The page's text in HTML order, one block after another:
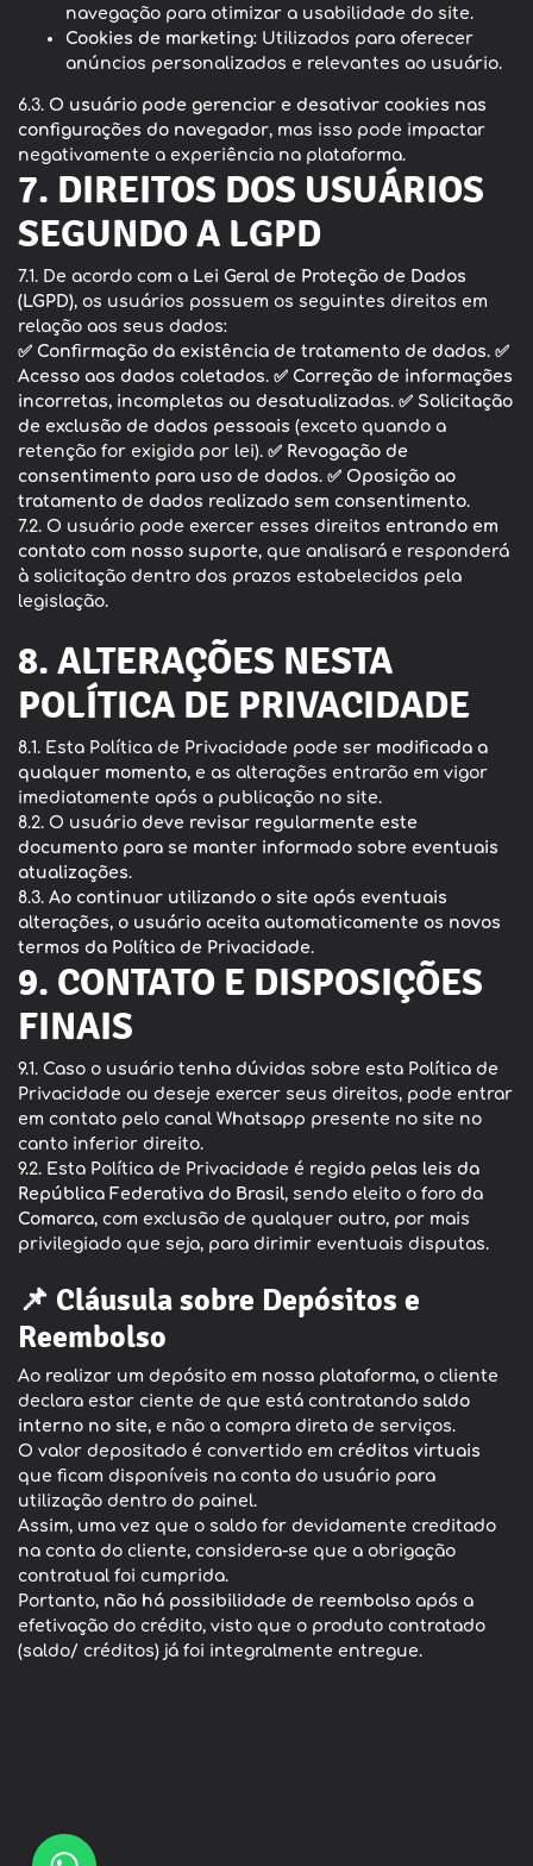
navegação para otimizar a usabilidade do site.
Cookies de marketing: Utilizados para oferecer
anúncios personalizados e relevantes ao usuário.
6.3. O usuário pode gerenciar e desativar cookies nas
configurações do navegador, mas isso pode impactar
negativamente a experiência na plataforma.
7. DIREITOS DOS USUÁRIOS
SEGUNDO A LGPD
7.1. De acordo com a Lei Geral de Proteção de Dados
(LGPD), os usuários possuem os seguintes direitos em
relação aos seus dados:
✅ Confirmação da existência de tratamento de dados. ✅
Acesso aos dados coletados. ✅ Correção de informações
incorretas, incompletas ou desatualizadas. ✅ Solicitação
de exclusão de dados pessoais (exceto quando a
retenção for exigida por lei). ✅ Revogação de
consentimento para uso de dados. ✅ Oposição ao
tratamento de dados realizado sem consentimento.
7.2. O usuário pode exercer esses direitos entrando em
contato com nosso suporte, que analisará e responderá
à solicitação dentro dos prazos estabelecidos pela
legislação.
8. ALTERAÇÕES NESTA
POLÍTICA DE PRIVACIDADE
8.1. Esta Política de Privacidade pode ser modificada a
qualquer momento, e as alterações entrarão em vigor
imediatamente após a publicação no site.
8.2. O usuário deve revisar regularmente este
documento para se manter informado sobre eventuais
atualizações.
8.3. Ao continuar utilizando o site após eventuais
alterações, o usuário aceita automaticamente os novos
termos da Política de Privacidade.
9. CONTATO E DISPOSIÇÕES
FINAIS
9.1. Caso o usuário tenha dúvidas sobre esta Política de
Privacidade ou deseje exercer seus direitos, pode entrar
em contato pelo canal Whatsapp presente no site no
canto inferior direito.
9.2. Esta Política de Privacidade é regida pelas leis da
República Federativa do Brasil, sendo eleito o foro da
Comarca, com exclusão de qualquer outro, por mais
privilegiado que seja, para dirimir eventuais disputas.
📌 Cláusula sobre Depósitos e
Reembolso
Ao realizar um depósito em nossa plataforma, o cliente
declara estar ciente de que está contratando saldo
interno no site, e não a compra direta de serviços.
O valor depositado é convertido em créditos virtuais
que ficam disponíveis na conta do usuário para
utilização dentro do painel.
Assim, uma vez que o saldo for devidamente creditado
na conta do cliente, considera-se que a obrigação
contratual foi cumprida.
Portanto, não há possibilidade de reembolso após a
efetivação do crédito, visto que o produto contratado
(saldo/ créditos) já foi integralmente entregue.